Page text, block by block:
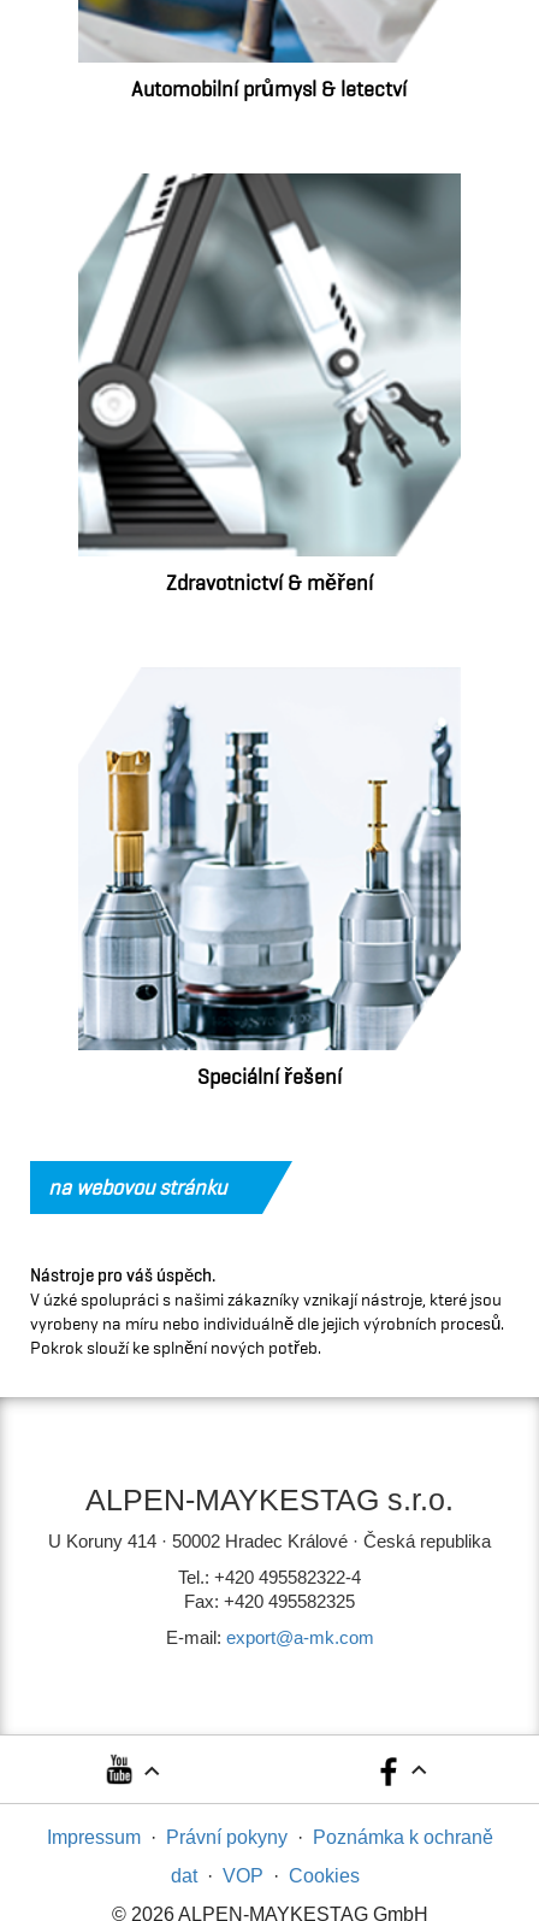
Automobilní průmysl & letectví
Zdravotnictví & měření
Speciální řešení
na webovou stránku
Nástroje pro váš úspěch.
V úzké spolupráci s našimi zákazníky vznikají nástroje, které jsou
vyrobeny na míru nebo individuálně dle jejich výrobních procesů.
Pokrok slouží ke splnění nových potřeb.
ALPEN-MAYKESTAG s.r.o.
U Koruny 414 · 50002 Hradec Králové · Česká republika
Tel.: +420 495582322-4
Fax: +420 495582325
E-mail: export@a-mk.com
Impressum · Právní pokyny ·
Poznámka k ochraně
dat
· VOP · Cookies
© 2026 ALPEN-MAYKESTAG GmbH